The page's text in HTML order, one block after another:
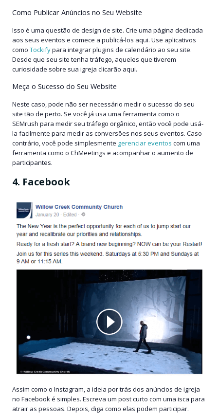
Como Publicar Anúncios no Seu Website
Isso é uma questão de design de site. Crie uma página dedicada
aos seus eventos e comece a publicá-los aqui. Use aplicativos
como Tockifypara integrar plugins de calendário ao seu site.
Desde que seu site tenha tráfego, aqueles que tiverem
curiosidade sobre sua igreja clicarão aqui.
Meça o Sucesso do Seu Website
Neste caso, pode não ser necessário medir o sucesso do seu
site tão de perto. Se você já usa uma ferramenta como o
SEMrush para medir seu tráfego orgânico, então você pode usá-
la facilmente para medir as conversões nos seus eventos. Caso
contrário, você pode simplesmente gerenciar eventos com uma
ferramenta como o ChMeetings e acompanhar o aumento de
participantes.
4. Facebook
Assim como o Instagram, a ideia por trás dos anúncios de igreja
no Facebook é simples. Escreva um post curto com uma isca para
atrair as pessoas. Depois, diga como elas podem participar.